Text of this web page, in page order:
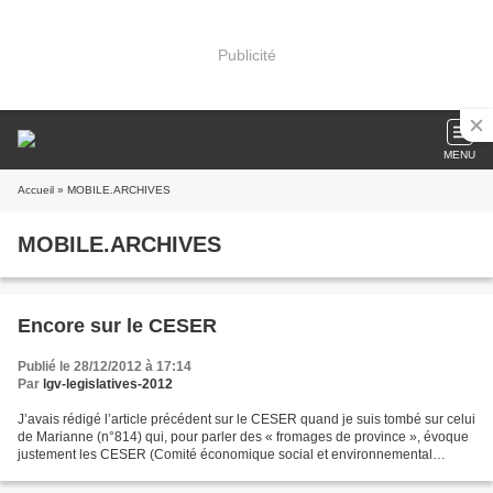
Publicité
MENU
Accueil » MOBILE.ARCHIVES
MOBILE.ARCHIVES
Encore sur le CESER
Publié le 28/12/2012 à 17:14
Par lgv-legislatives-2012
J’avais rédigé l’article précédent sur le CESER quand je suis tombé sur celui
de Marianne (n°814) qui, pour parler des « fromages de province », évoque
justement les CESER (Comité économique social et environnemental